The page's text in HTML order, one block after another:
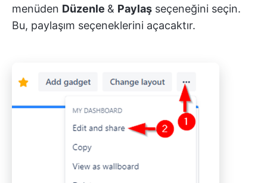
menüden Düzenle & Paylaş seçeneğini seçin.
Bu, paylaşım seçeneklerini açacaktır.